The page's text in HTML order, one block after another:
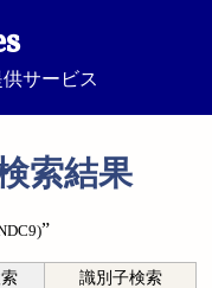
サービス
索結果
”
識別子検索